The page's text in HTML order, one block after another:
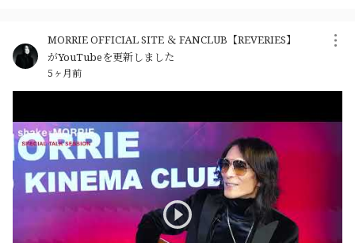
MORRIE OFFICIAL SITE ＆ FANCLUB【REVERIES】
がYouTubeを更新しました
5ヶ月前